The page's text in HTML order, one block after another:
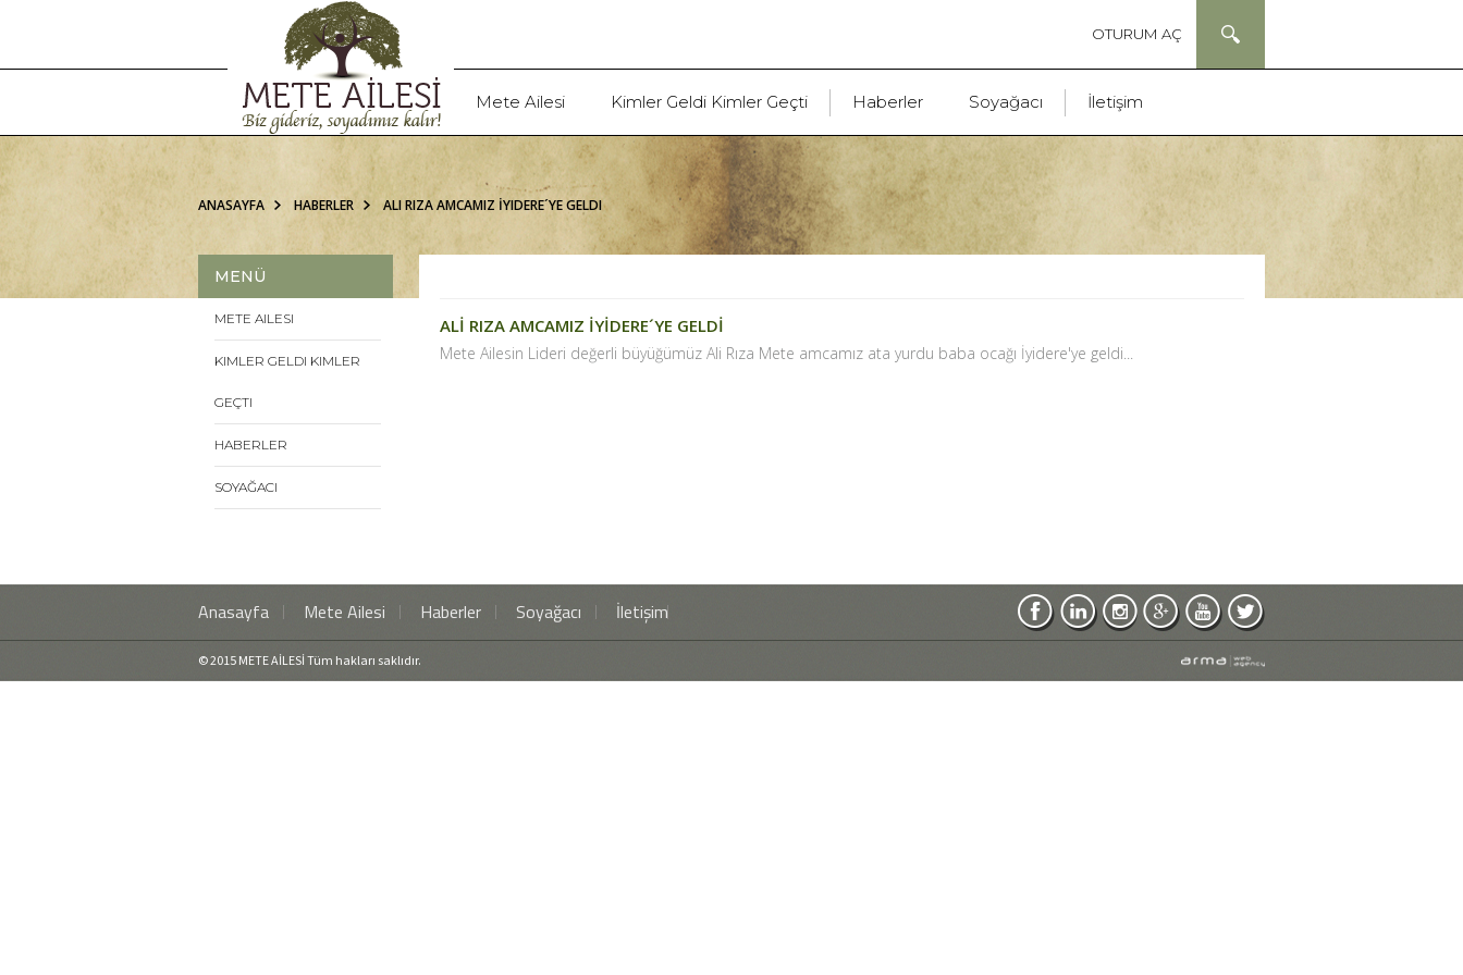
OTURUM AÇ
Mete Ailesi Kimler Geldi Kimler Geçti Haberler Soyağacı İletişim
ANASAYFA HABERLER ALI RIZA AMCAMIZ İYIDERE´YE GELDI
MENÜ
METE AILESI
KIMLER GELDI KIMLER
GEÇTI
HABERLER
SOYAĞACI
ALİ RIZA AMCAMIZ İYİDERE´YE GELDİ
Mete Ailesin Lideri değerli büyüğümüz Ali Rıza Mete amcamız ata yurdu baba ocağı İyidere'ye geldi...
Anasayfa Mete Ailesi Haberler Soyağacı İletişim
© 2015 METE AİLESİ Tüm hakları saklıdır.